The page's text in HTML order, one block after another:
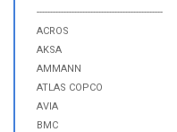
-----------------------------------------------
ACROS
AKSA
AMMANN
ATLAS COPCO
AVIA
BMC